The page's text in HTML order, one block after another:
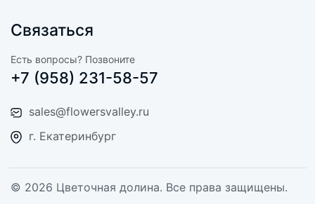
Связаться
Есть вопросы? Позвоните
+7 (958) 231-58-57
sales@flowersvalley.ru
г. Екатеринбург
© 2026 Цветочная долина. Все права защищены.